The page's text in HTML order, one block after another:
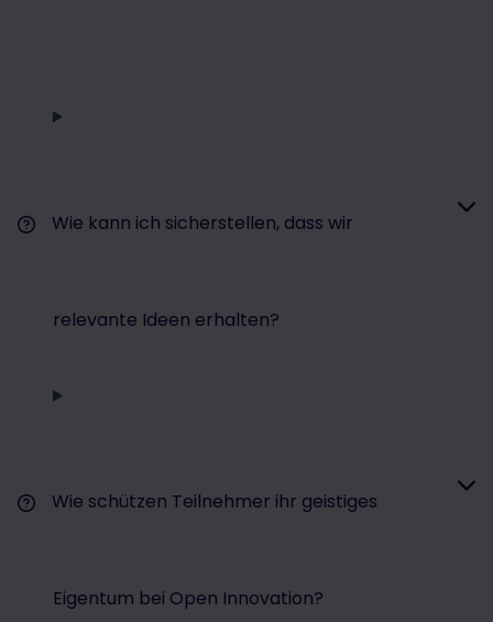
Wie kann ich sicherstellen, dass wir
relevante Ideen erhalten?
Wie schützen Teilnehmer ihr geistiges
Eigentum bei Open Innovation?